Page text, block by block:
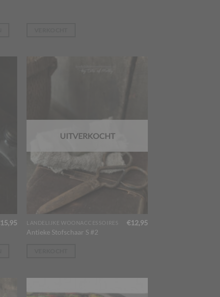
15,95
UITVERKOCHT
LANDELIJKE WOONACCESSOIRES
Antieke Stofschaar S #2
€12,95